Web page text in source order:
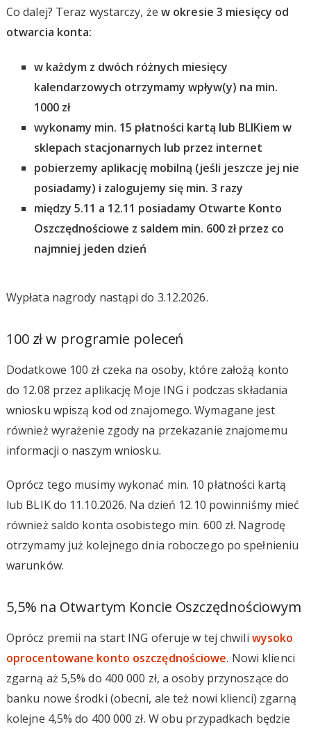
Co dalej? Teraz wystarczy, że w okresie 3 miesięcy od
otwarcia konta:
w każdym z dwóch różnych miesięcy
kalendarzowych otrzymamy wpływ(y) na min.
1000 zł
wykonamy min. 15 płatności kartą lub BLIKiem w
sklepach stacjonarnych lub przez internet
pobierzemy aplikację mobilną (jeśli jeszcze jej nie
posiadamy) i zalogujemy się min. 3 razy
między 5.11 a 12.11 posiadamy Otwarte Konto
Oszczędnościowe z saldem min. 600 zł przez co
najmniej jeden dzień
Wypłata nagrody nastąpi do 3.12.2026.
100 zł w programie poleceń
Dodatkowe 100 zł czeka na osoby, które założą konto
do 12.08 przez aplikację Moje ING i podczas składania
wniosku wpiszą kod od znajomego. Wymagane jest
również wyrażenie zgody na przekazanie znajomemu
informacji o naszym wniosku.
Oprócz tego musimy wykonać min. 10 płatności kartą
lub BLIK do 11.10.2026. Na dzień 12.10 powinniśmy mieć
również saldo konta osobistego min. 600 zł. Nagrodę
otrzymamy już kolejnego dnia roboczego po spełnieniu
warunków.
5,5% na Otwartym Koncie Oszczędnościowym
Oprócz premii na start ING oferuje w tej chwili wysoko
oprocentowane konto oszczędnościowe. Nowi klienci
zgarną aż 5,5% do 400 000 zł, a osoby przynoszące do
banku nowe środki (obecni, ale też nowi klienci) zgarną
kolejne 4,5% do 400 000 zł. W obu przypadkach będzie